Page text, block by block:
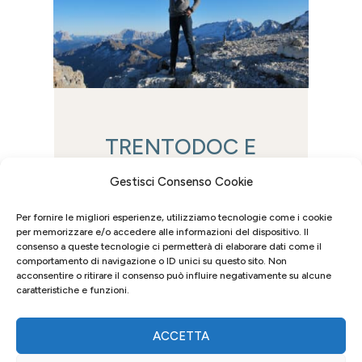
Gestisci Consenso Cookie
Per fornire le migliori esperienze, utilizziamo tecnologie come i cookie
per memorizzare e/o accedere alle informazioni del dispositivo. Il
consenso a queste tecnologie ci permetterà di elaborare dati come il
comportamento di navigazione o ID unici su questo sito. Non
acconsentire o ritirare il consenso può influire negativamente su alcune
caratteristiche e funzioni.
ACCETTA
TRENTODOC E
BRINDISI STELLARE
AL TOP WINE 2950
18 Settembre 2024|Eventi,News
Monfort vola alto con Trentodoc
al Top Wine 2950 Siamo
partecipazione al Top Wine 2950,